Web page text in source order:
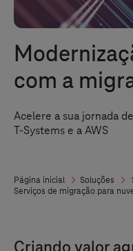
com a
Acelere a sua jornada
T-Systems e a AWS
Página inicial Soluções
Serviços de migração para